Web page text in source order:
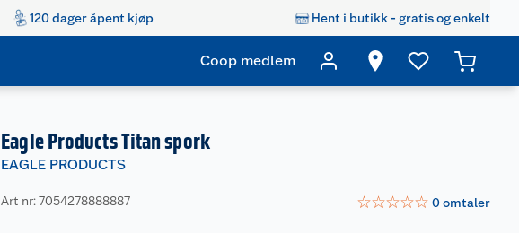
120 dager åpent kjøp Hent i butikk - gratis og enkelt
Coop medlem
Eagle Products Titan spork
EAGLE PRODUCTS
Art nr: 7054278888887 ☆☆☆☆☆ 0omtaler